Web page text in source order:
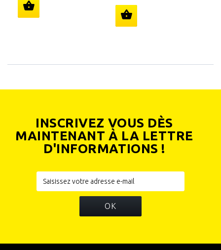
INSCRIVEZ VOUS DÈS
MAINTENANT À LA LETTRE
D'INFORMATIONS !
OK